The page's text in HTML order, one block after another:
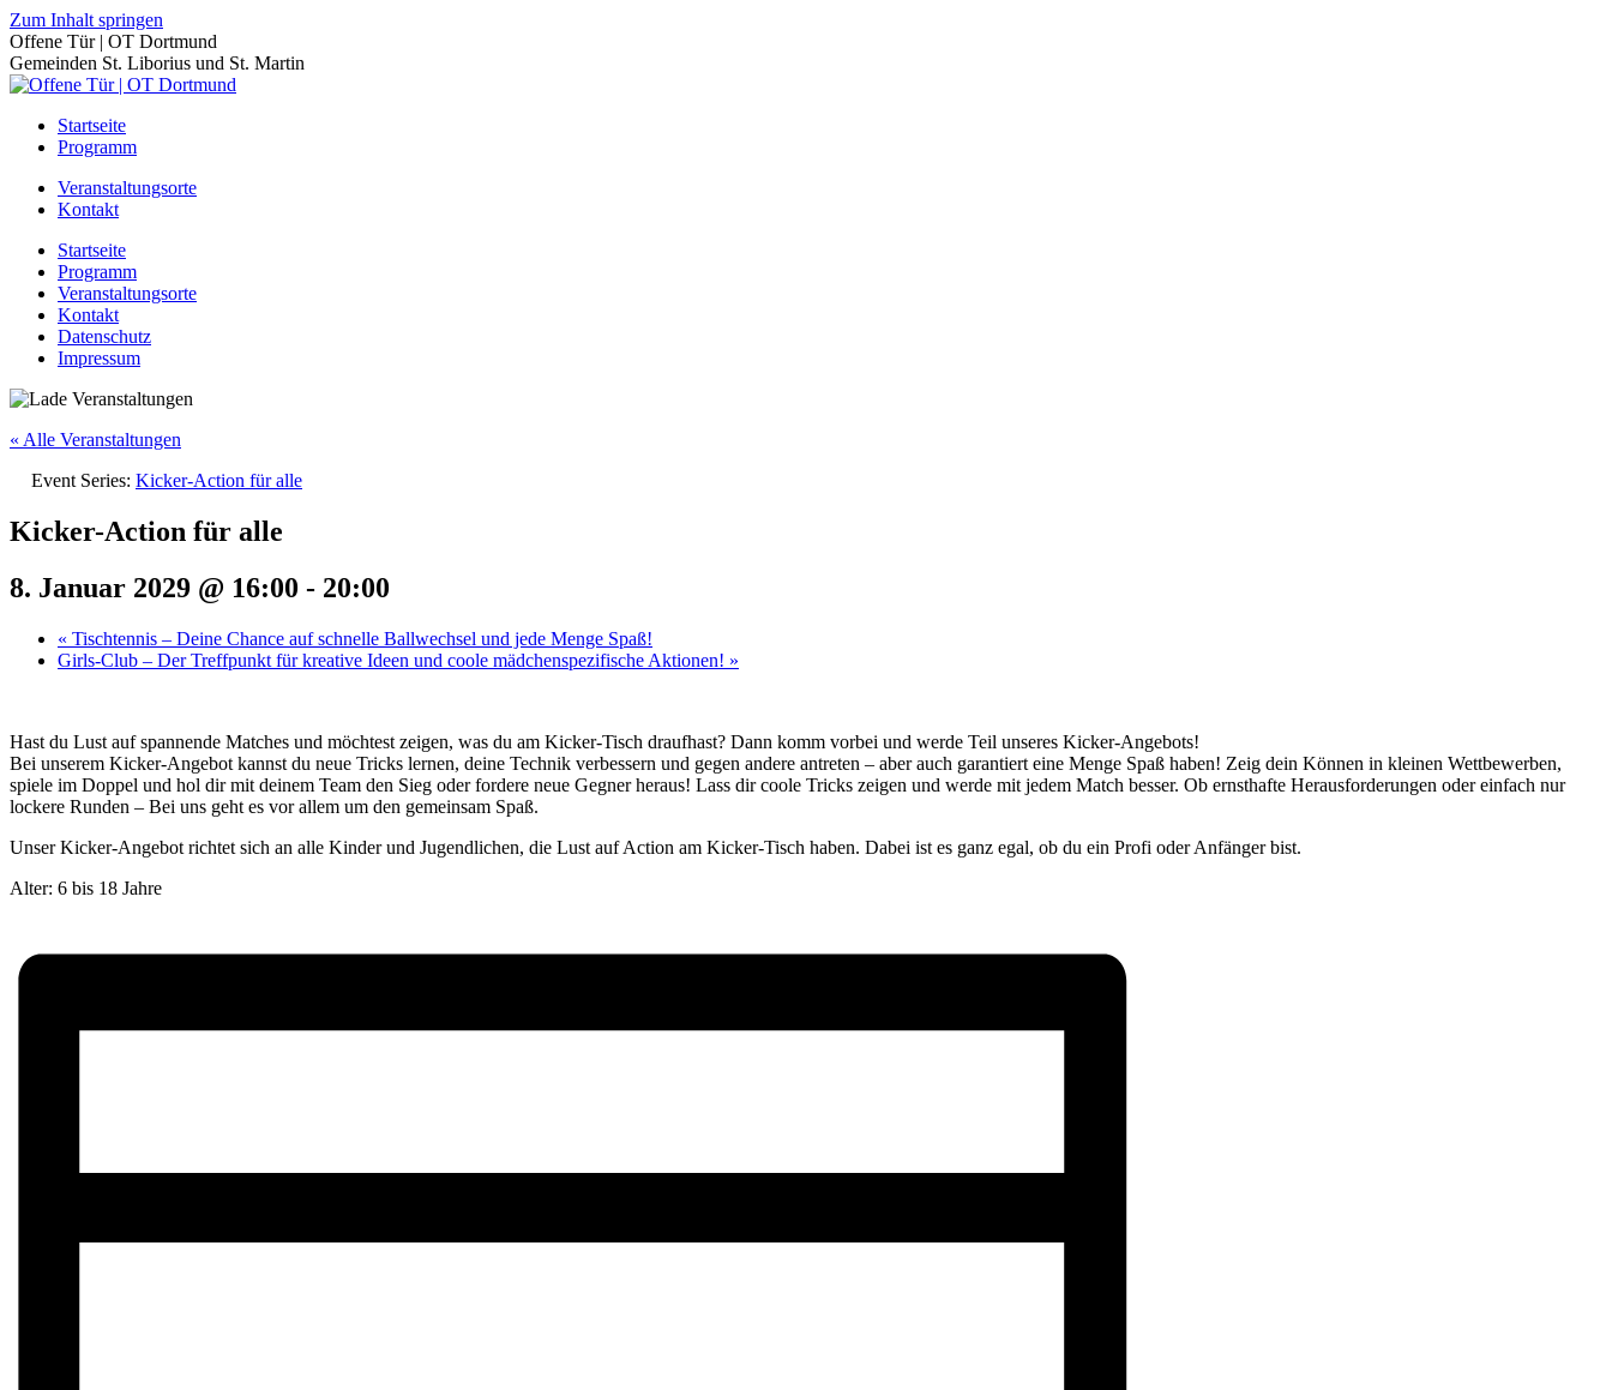
Zum Inhalt springen
Offene Tür | OT Dortmund
Gemeinden St. Liborius und St. Martin
Startseite
Programm
Veranstaltungsorte
Kontakt
Startseite
Programm
Veranstaltungsorte
Kontakt
Datenschutz
Impressum
« Alle Veranstaltungen
Event Series: Kicker-Action für alle
Kicker-Action für alle
8. Januar 2029 @ 16:00 - 20:00
« Tischtennis – Deine Chance auf schnelle Ballwechsel und jede Menge Spaß!
Girls-Club – Der Treffpunkt für kreative Ideen und coole mädchenspezifische Aktionen! »
Hast du Lust auf spannende Matches und möchtest zeigen, was du am Kicker-Tisch draufhast? Dann komm vorbei und werde Teil unseres Kicker-Angebots!
Bei unserem Kicker-Angebot kannst du neue Tricks lernen, deine Technik verbessern und gegen andere antreten – aber auch garantiert eine Menge Spaß haben! Zeig dein Können in kleinen Wettbewerben,
spiele im Doppel und hol dir mit deinem Team den Sieg oder fordere neue Gegner heraus! Lass dir coole Tricks zeigen und werde mit jedem Match besser. Ob ernsthafte Herausforderungen oder einfach nur
lockere Runden – Bei uns geht es vor allem um den gemeinsam Spaß.
Unser Kicker-Angebot richtet sich an alle Kinder und Jugendlichen, die Lust auf Action am Kicker-Tisch haben. Dabei ist es ganz egal, ob du ein Profi oder Anfänger bist.
Alter: 6 bis 18 Jahre